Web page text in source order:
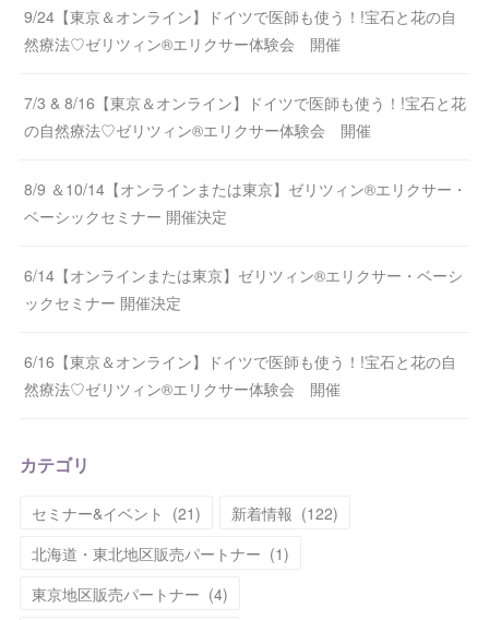
9/24【東京＆オンライン】ドイツで医師も使う！!宝石と花の自
然療法♡ゼリツィン®エリクサー体験会 開催
7/3 & 8/16【東京＆オンライン】ドイツで医師も使う！!宝石と花
の自然療法♡ゼリツィン®エリクサー体験会 開催
8/9 ＆10/14【オンラインまたは東京】ゼリツィン®エリクサー・
ベーシックセミナー 開催決定
6/14【オンラインまたは東京】ゼリツィン®エリクサー・ベーシ
ックセミナー 開催決定
6/16【東京＆オンライン】ドイツで医師も使う！!宝石と花の自
然療法♡ゼリツィン®エリクサー体験会 開催
カテゴリ
セミナー&イベント (21) 新着情報 (122)
北海道・東北地区販売パートナー (1)
東京地区販売パートナー (4)